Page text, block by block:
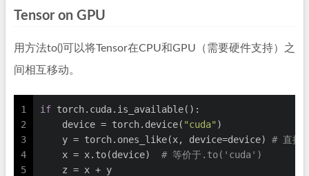
Tensor on GPU
用方法to()可以将Tensor在CPU和GPU（需要硬件支持）之
间相互移动。
1
2
3
4
5
if torch.cuda.is_available():
    device = torch.device(
"cuda" )
    y = torch.ones_like(x, device=device)
# 直接
    x = x.to(device)
# 等价于.to('cuda')
    z = x + y